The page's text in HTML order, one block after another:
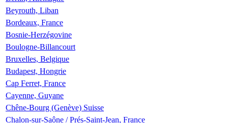
Beyrouth, Liban
Bordeaux, France
Bosnie-Herzégovine
Boulogne-Billancourt
Bruxelles, Belgique
Budapest, Hongrie
Cap Ferret, France
Cayenne, Guyane
Chêne-Bourg (Genève) Suisse
Chalon-sur-Saône / Prés-Saint-Jean, France